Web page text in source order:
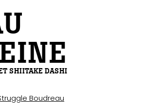
SHIITAKE DASHI
Boudreau